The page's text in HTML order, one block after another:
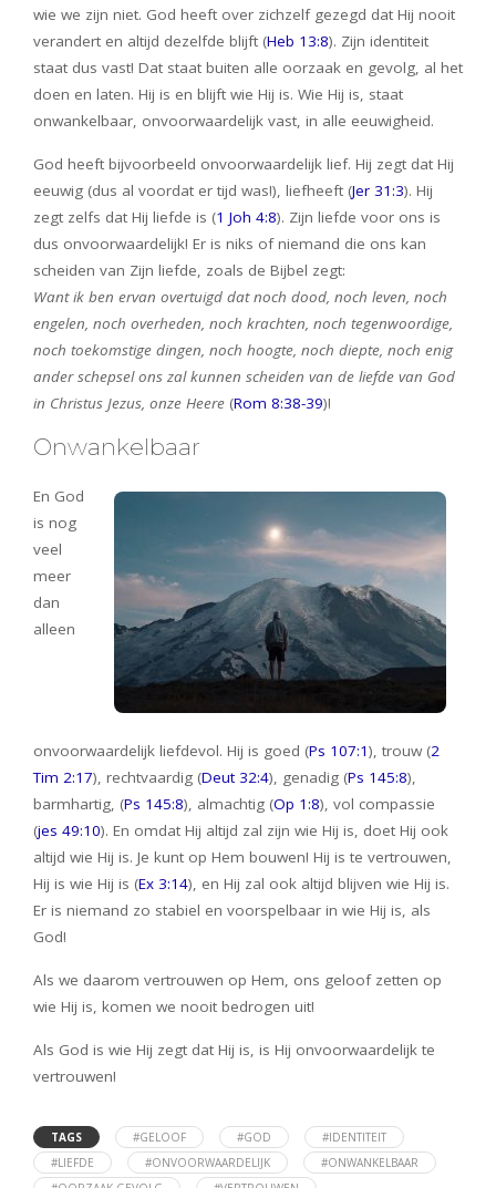
wie we zijn niet. God heeft over zichzelf gezegd dat Hij nooit
verandert en altijd dezelfde blijft (Heb 13:8). Zijn identiteit
staat dus vast! Dat staat buiten alle oorzaak en gevolg, al het
doen en laten. Hij is en blijft wie Hij is. Wie Hij is, staat
onwankelbaar, onvoorwaardelijk vast, in alle eeuwigheid.
God heeft bijvoorbeeld onvoorwaardelijk lief. Hij zegt dat Hij
eeuwig (dus al voordat er tijd was!), liefheeft (Jer 31:3). Hij
zegt zelfs dat Hij liefde is (1 Joh 4:8). Zijn liefde voor ons is
dus onvoorwaardelijk! Er is niks of niemand die ons kan
scheiden van Zijn liefde, zoals de Bijbel zegt:
Want ik ben ervan overtuigd dat noch dood, noch leven, noch
engelen, noch overheden, noch krachten, noch tegenwoordige,
noch toekomstige dingen, noch hoogte, noch diepte, noch enig
ander schepsel ons zal kunnen scheiden van de liefde van God
in Christus Jezus, onze Heere (Rom 8:38-39)!
Onwankelbaar
En God
is nog
veel
meer
dan
alleen
onvoorwaardelijk liefdevol. Hij is goed (Ps 107:1), trouw (2
Tim 2:17), rechtvaardig (Deut 32:4), genadig (Ps 145:8),
barmhartig, (Ps 145:8), almachtig (Op 1:8), vol compassie
(jes 49:10). En omdat Hij altijd zal zijn wie Hij is, doet Hij ook
altijd wie Hij is. Je kunt op Hem bouwen! Hij is te vertrouwen,
Hij is wie Hij is (Ex 3:14), en Hij zal ook altijd blijven wie Hij is.
Er is niemand zo stabiel en voorspelbaar in wie Hij is, als
God!
Als we daarom vertrouwen op Hem, ons geloof zetten op
wie Hij is, komen we nooit bedrogen uit!
Als God is wie Hij zegt dat Hij is, is Hij onvoorwaardelijk te
vertrouwen!
TAGS #GELOOF #GOD
#IDENTITEIT
#LIEFDE
#ONVOORWAARDELIJK
#ONWANKELBAAR